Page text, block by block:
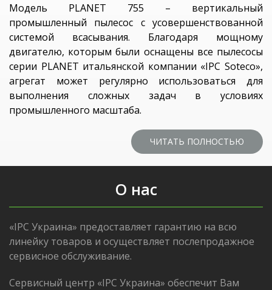
Модель PLANET 755 – вертикальный
промышленный пылесос с усовершенствованной
системой всасывания. Благодаря мощному
двигателю, которым были оснащены все пылесосы
серии PLANET итальянской компании «IPC Soteco»,
агрегат может регулярно использоваться для
выполнения сложных задач в условиях
промышленного масштаба.
ЧИТАТЬ ПОЛНОСТЬЮ
О нас
«IPC Украина» предоставляет гарантию на всю
линейку товаров и осуществляет послепродажное
сервисное обслуживание.
Сервисный центр «IPC Украина» обеспечит Вам